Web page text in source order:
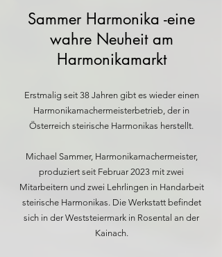
Sammer Harmonika -eine
wahre Neuheit am
Harmonikamarkt
Erstmalig seit 38 Jahren gibt es wieder einen
Harmonikamachermeisterbetrieb, der in
Österreich steirische Harmonikas herstellt.
Michael Sammer, Harmonikamachermeister,
produziert seit Februar 2023 mit zwei
Mitarbeitern und zwei Lehrlingen in Handarbeit
steirische Harmonikas. Die Werkstatt befindet
sich in der Weststeiermark in Rosental an der
Kainach.